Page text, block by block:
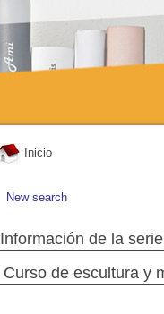
Inicio
New search
Información de la serie
Curso de escultura y